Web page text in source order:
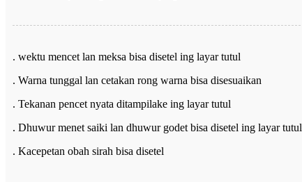
. wektu mencet lan meksa bisa disetel ing layar tutul
. Warna tunggal lan cetakan rong warna bisa disesuaikan
. Tekanan pencet nyata ditampilake ing layar tutul
. Dhuwur menet saiki lan dhuwur godet bisa disetel ing layar tutul
. Kacepetan obah sirah bisa disetel